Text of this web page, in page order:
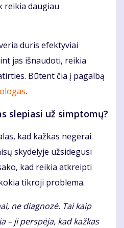
reikia daugiau
duris efektyviai
jas išnaudoti, reikia
Būtent čia į pagalbą
.
slepiasi už simptomų?
kad kažkas negerai.
skydelyje užsidegusi
kad reikia atkreipti
tikroji problema.
ne diagnozė. Tai kaip
– ji perspėja, kad kažkas